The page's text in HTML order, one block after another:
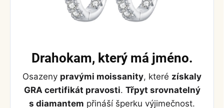
Drahokam, který má jméno.
Osazeny pravými moissanity, které získaly
GRA certifikát pravosti. Třpyt srovnatelný
s diamantem přináší šperku výjimečnost.